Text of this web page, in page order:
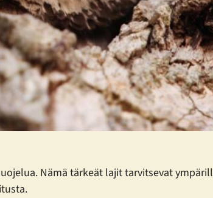
Nämä tärkeät lajit tarvitsevat